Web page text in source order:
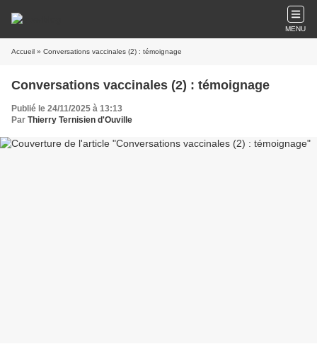
MENU
Accueil » Conversations vaccinales (2) : témoignage
Conversations vaccinales (2) : témoignage
Publié le 24/11/2025 à 13:13
Par Thierry Ternisien d'Ouville